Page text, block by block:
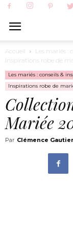
Accueil
Les mariés :
Inspirations robe de
Les mariés : conseils &
Inspirations robe de
Mariée
Par Clémence Gautier